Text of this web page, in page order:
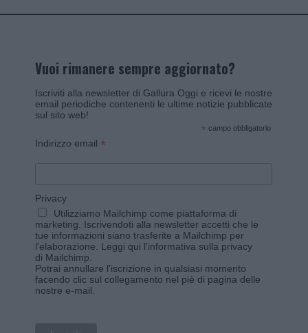
Vuoi rimanere sempre aggiornato?
Iscriviti alla newsletter di Gallura Oggi e ricevi le nostre
email periodiche contenenti le ultime notizie pubblicate
sul sito web!
* campo obbligatorio
Indirizzo email *
Privacy
Utilizziamo Mailchimp come piattaforma di
marketing. Iscrivendoti alla newsletter accetti che le
tue informazioni siano trasferite a Mailchimp per
l'elaborazione. Leggi qui l'informativa sulla privacy
di Mailchimp
Potrai annullare l'iscrizione in qualsiasi momento
facendo clic sul collegamento nel piè di pagina delle
nostre e-mail.